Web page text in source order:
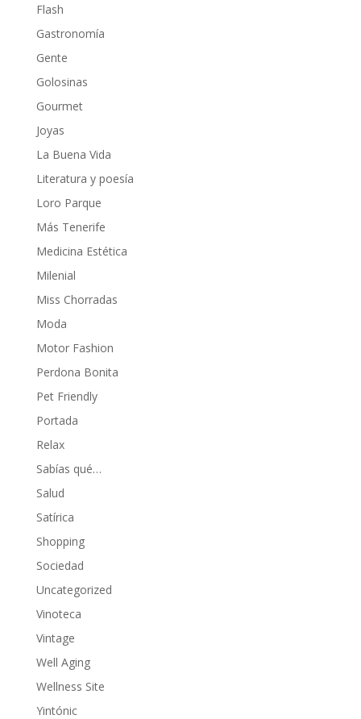
Flash
Gastronomía
Gente
Golosinas
Gourmet
Joyas
La Buena Vida
Literatura y poesía
Loro Parque
Más Tenerife
Medicina Estética
Milenial
Miss Chorradas
Moda
Motor Fashion
Perdona Bonita
Pet Friendly
Portada
Relax
Sabías qué…
Salud
Satírica
Shopping
Sociedad
Uncategorized
Vinoteca
Vintage
Well Aging
Wellness Site
Yintónic